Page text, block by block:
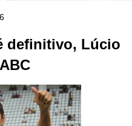
definitivo, Lúcio